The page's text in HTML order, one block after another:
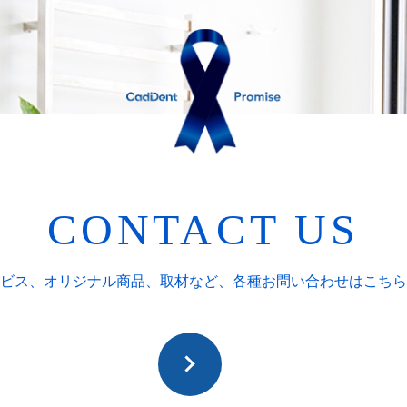
CONTACT US
ス、オリジナル商品、取材など、 各種お問い合わせはこち